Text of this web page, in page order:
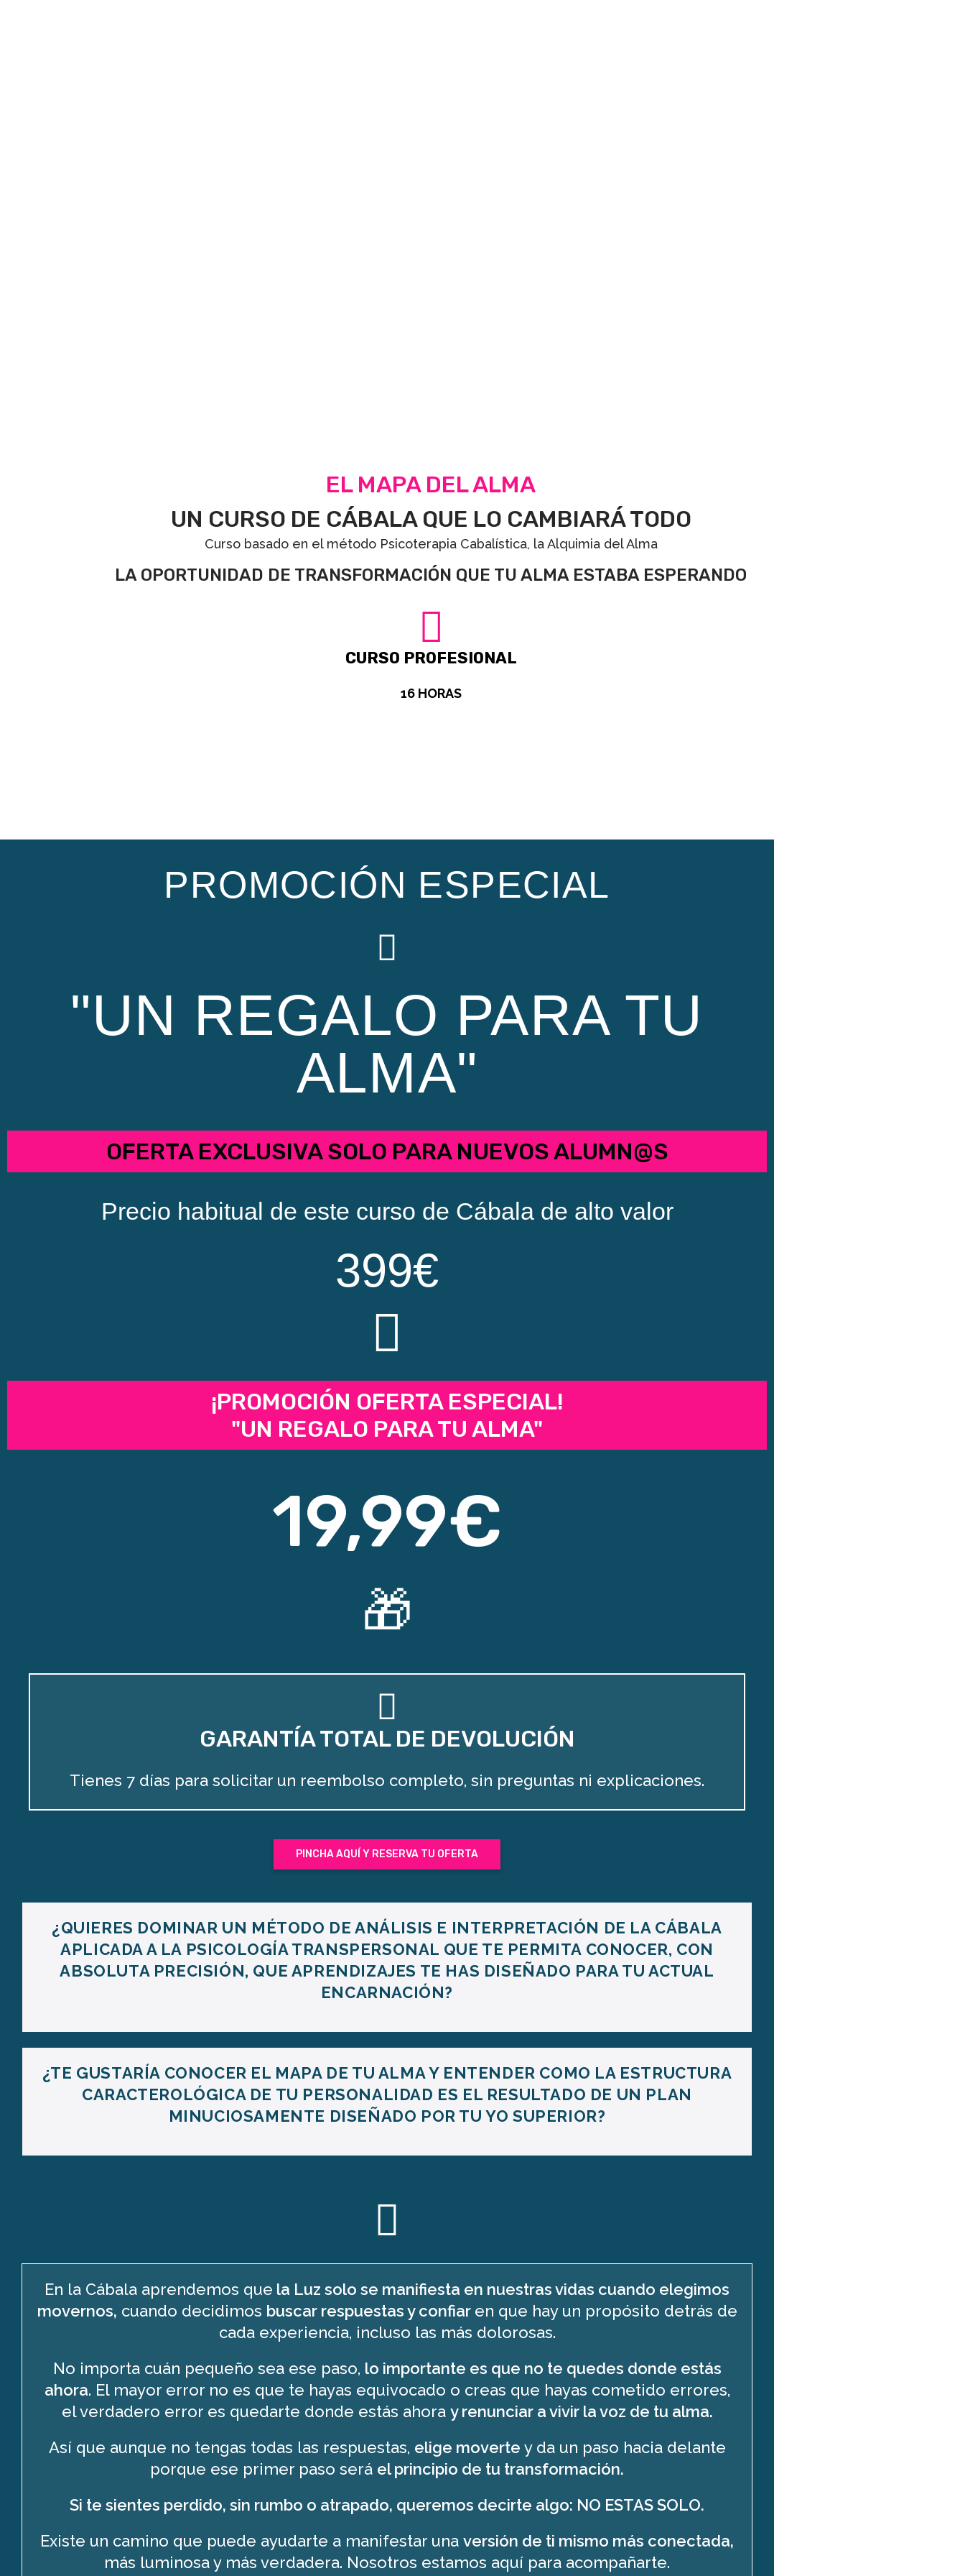
EL MAPA DEL ALMA
UN CURSO DE CÁBALA QUE LO CAMBIARÁ TODO
Curso basado en el método Psicoterapia Cabalística, la Alquimia del Alma
LA OPORTUNIDAD DE TRANSFORMACIÓN QUE TU ALMA ESTABA ESPERANDO
CURSO PROFESIONAL
16 HORAS
PROMOCIÓN ESPECIAL
"UN REGALO PARA TU
ALMA"
OFERTA EXCLUSIVA SOLO PARA NUEVOS ALUMN@S
Precio habitual de este curso de Cábala de alto valor
399€
¡PROMOCIÓN OFERTA ESPECIAL!
"UN REGALO PARA TU ALMA"
19,99€
🎁
GARANTÍA TOTAL DE DEVOLUCIÓN
Tienes 7 días para solicitar un reembolso completo, sin preguntas ni explicaciones.
PINCHA AQUÍ Y RESERVA TU OFERTA
¿QUIERES DOMINAR UN MÉTODO DE ANÁLISIS E INTERPRETACIÓN DE LA CÁBALA
APLICADA A LA PSICOLOGÍA TRANSPERSONAL QUE TE PERMITA CONOCER, CON
ABSOLUTA PRECISIÓN, QUE APRENDIZAJES TE HAS DISEÑADO PARA TU ACTUAL
ENCARNACIÓN?
¿TE GUSTARÍA CONOCER EL MAPA DE TU ALMA Y ENTENDER COMO LA ESTRUCTURA
CARACTEROLÓGICA DE TU PERSONALIDAD ES EL RESULTADO DE UN PLAN
MINUCIOSAMENTE DISEÑADO POR TU YO SUPERIOR?
En la Cábala aprendemos que la Luz solo se manifiesta en nuestras vidas cuando elegimos
movernos, cuando decidimos buscar respuestas y confiar en que hay un propósito detrás de
cada experiencia, incluso las más dolorosas.
No importa cuán pequeño sea ese paso, lo importante es que no te quedes donde estás
ahora. El mayor error no es que te hayas equivocado o creas que hayas cometido errores,
el verdadero error es quedarte donde estás ahora y renunciar a vivir la voz de tu alma.
Así que aunque no tengas todas las respuestas, elige moverte y da un paso hacia delante
porque ese primer paso será el principio de tu transformación.
Si te sientes perdido, sin rumbo o atrapado, queremos decirte algo: NO ESTAS SOLO.
Existe un camino que puede ayudarte a manifestar una versión de ti mismo más conectada,
más luminosa y más verdadera. Nosotros estamos aquí para acompañarte.